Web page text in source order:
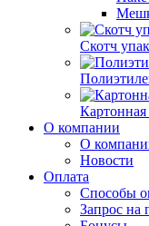
Скотч
Картонная
О компании
О
Новости
Оплата
Способы
Запрос на